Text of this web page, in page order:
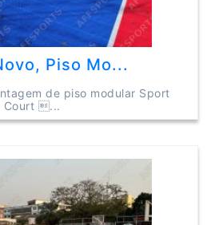
Piso Mo...
de piso modular Sport
Court ...